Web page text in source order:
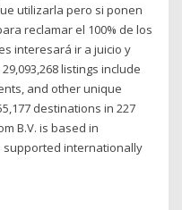
utilizarla pero si ponen
reclamar el 100% de los
interesará ir a juicio y
listings include
and other unique
destinations in 227
B.V. is based in
supported internationally